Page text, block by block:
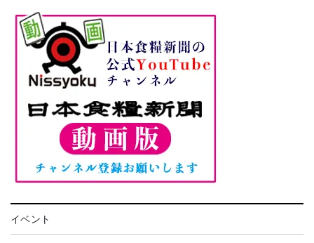
イベント